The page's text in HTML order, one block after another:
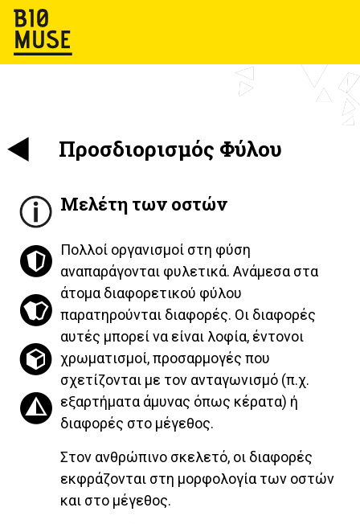
Προσδιορισμός Φύλου
Μελέτη των οστών
Πολλοί οργανισμοί στη φύση
αναπαράγονται φυλετικά. Ανάμεσα στα
άτομα διαφορετικού φύλου
παρατηρούνται διαφορές. Οι διαφορές
αυτές μπορεί να είναι λοφία, έντονοι
χρωματισμοί, προσαρμογές που
σχετίζονται με τον ανταγωνισμό (π.χ.
εξαρτήματα άμυνας όπως κέρατα) ή
διαφορές στο μέγεθος.
Στον ανθρώπινο σκελετό, οι διαφορές
εκφράζονται στη μορφολογία των οστών
και στο μέγεθος.